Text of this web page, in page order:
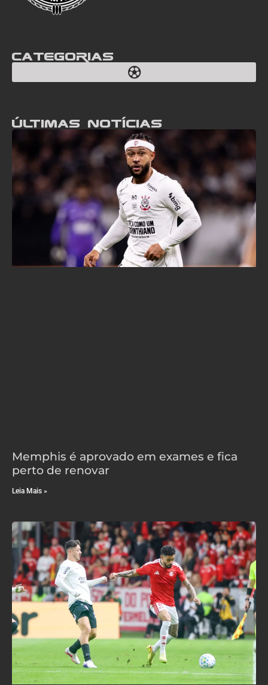
Categorias
Últimas notícias
Memphis é aprovado em exames e fica
perto de renovar
Leia Mais »